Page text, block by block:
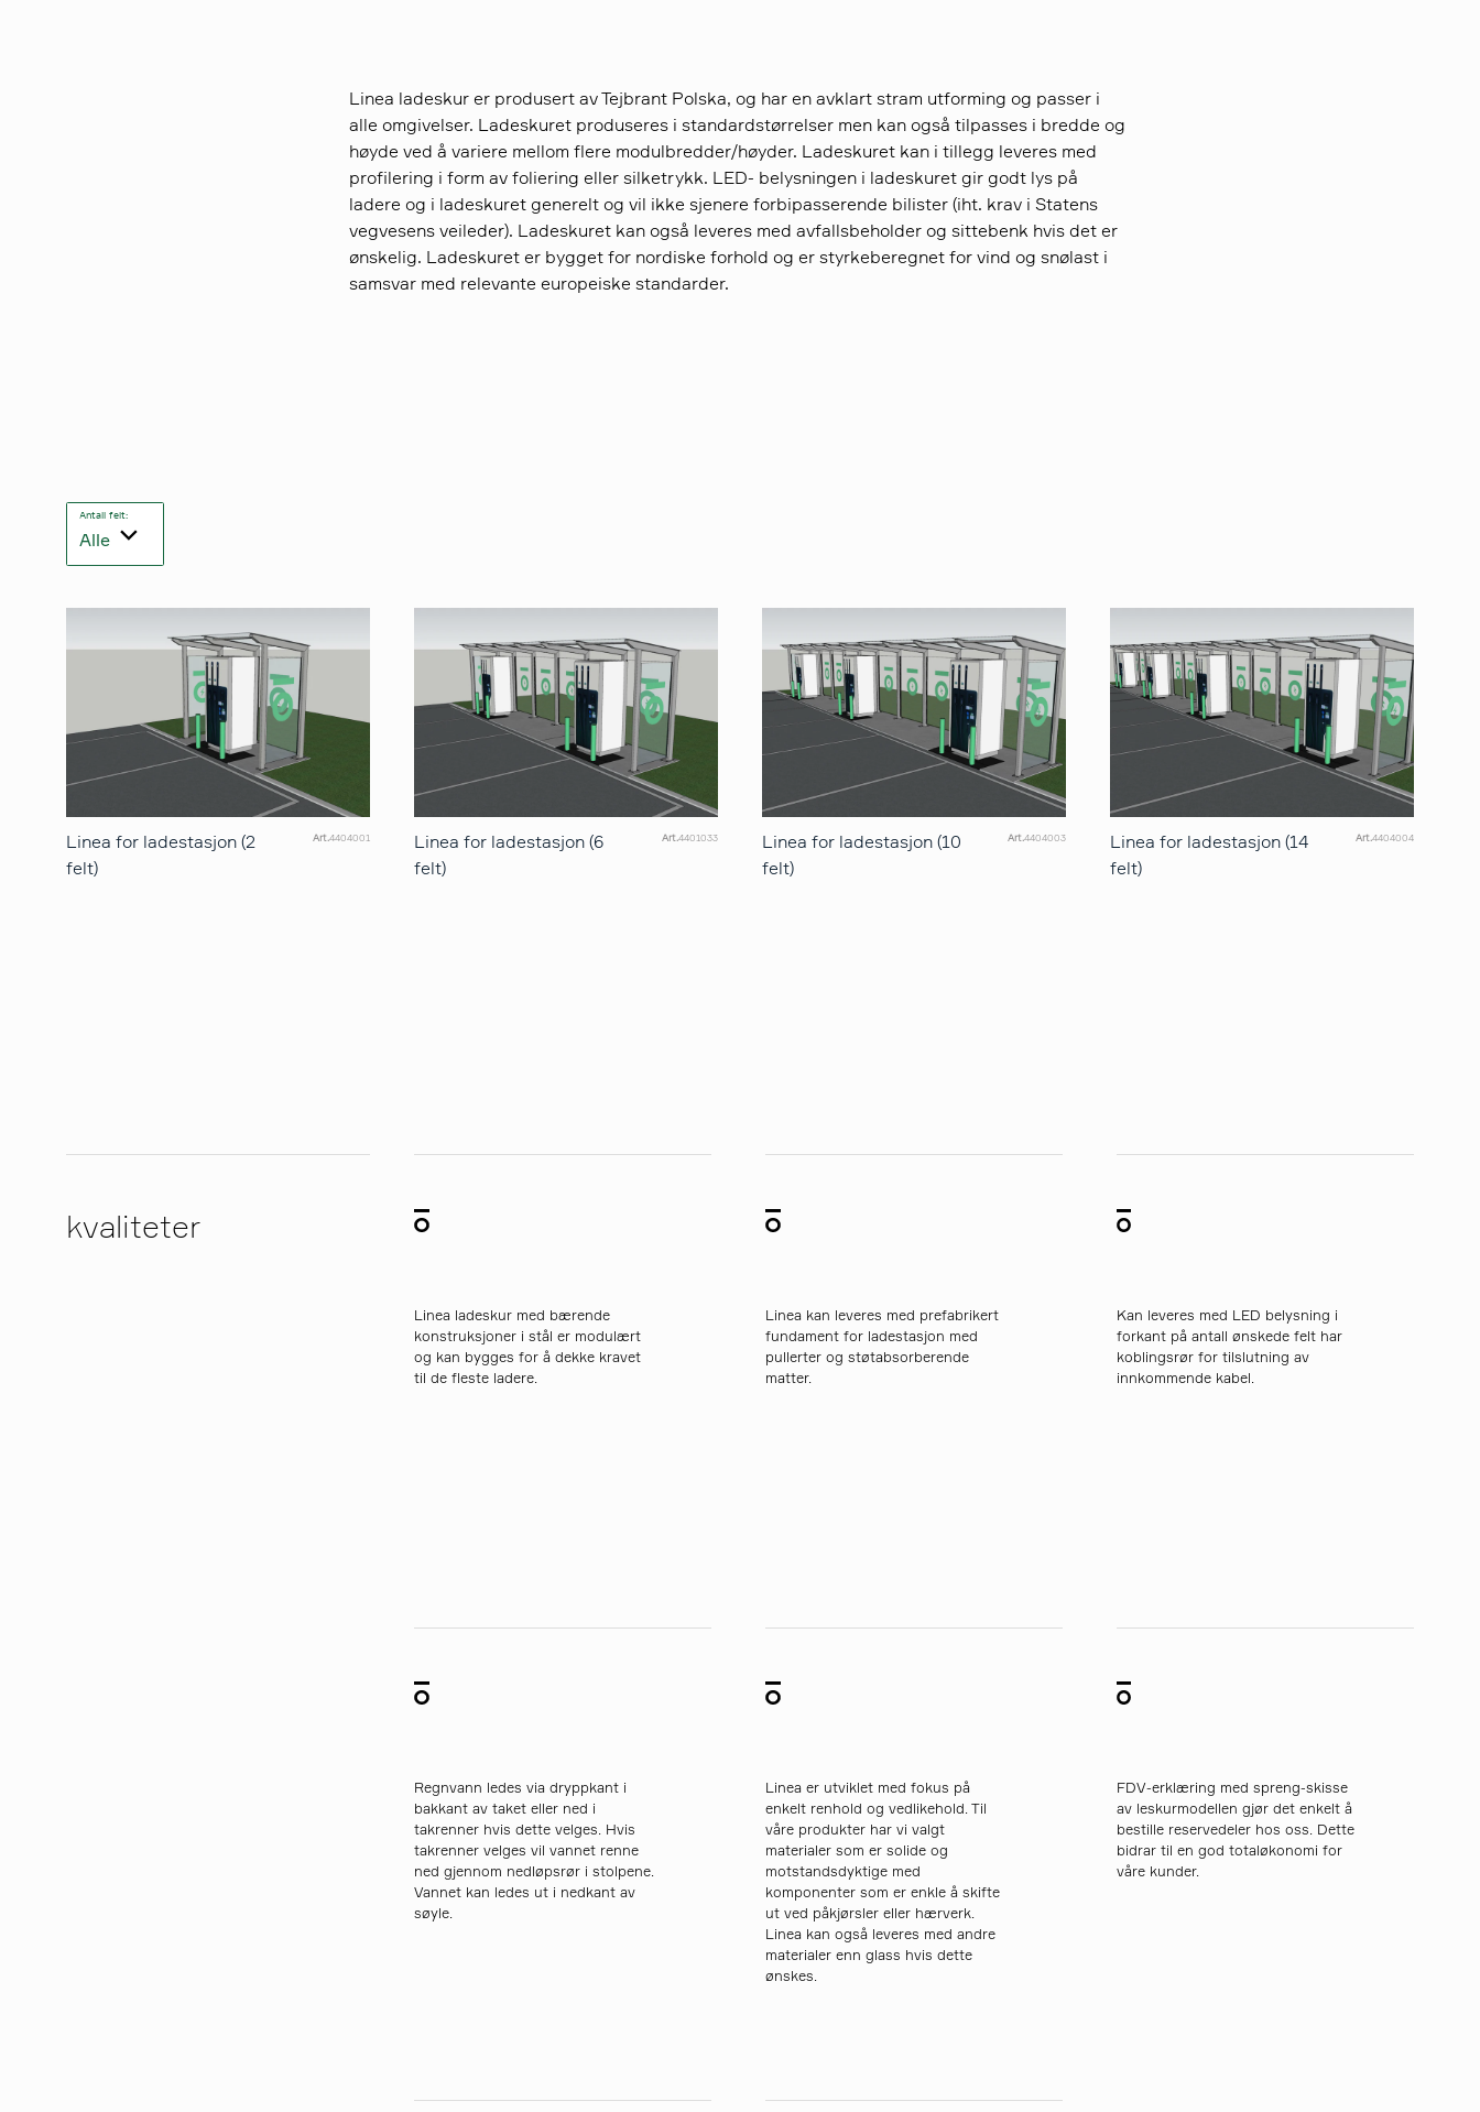
Linea ladeskur er produsert av Tejbrant Polska, og har en avklart stram utforming og passer i
alle omgivelser. Ladeskuret produseres i standardstørrelser men kan også tilpasses i bredde og
høyde ved å variere mellom flere modulbredder/høyder. Ladeskuret kan i tillegg leveres med
profilering i form av foliering eller silketrykk. LED- belysningen i ladeskuret gir godt lys på
ladere og i ladeskuret generelt og vil ikke sjenere forbipasserende bilister (iht. krav i Statens
vegvesens veileder). Ladeskuret kan også leveres med avfallsbeholder og sittebenk hvis det er
ønskelig. Ladeskuret er bygget for nordiske forhold og er styrkeberegnet for vind og snølast i
samsvar med relevante europeiske standarder.
Antall felt:
Alle
Linea for ladestasjon (2
felt)
Art.4404001
Linea for ladestasjon (6
felt)
Art.4401033
Linea for ladestasjon (10
felt)
Art.4404003
Linea for ladestasjon (14
felt)
Art.4404004
kvaliteter
Linea ladeskur med bærende
konstruksjoner i stål er modulært
og kan bygges for å dekke kravet
til de fleste ladere.
Linea kan leveres med prefabrikert
fundament for ladestasjon med
pullerter og støtabsorberende
matter.
Kan leveres med LED belysning i
forkant på antall ønskede felt har
koblingsrør for tilslutning av
innkommende kabel.
Regnvann ledes via dryppkant i
bakkant av taket eller ned i
takrenner hvis dette velges. Hvis
takrenner velges vil vannet renne
ned gjennom nedløpsrør i stolpene.
Vannet kan ledes ut i nedkant av
søyle.
Linea er utviklet med fokus på
enkelt renhold og vedlikehold. Til
våre produkter har vi valgt
materialer som er solide og
motstandsdyktige med
komponenter som er enkle å skifte
ut ved påkjørsler eller hærverk.
Linea kan også leveres med andre
materialer enn glass hvis dette
ønskes.
FDV-erklæring med spreng-skisse
av leskurmodellen gjør det enkelt å
bestille reservedeler hos oss. Dette
bidrar til en god totaløkonomi for
våre kunder.